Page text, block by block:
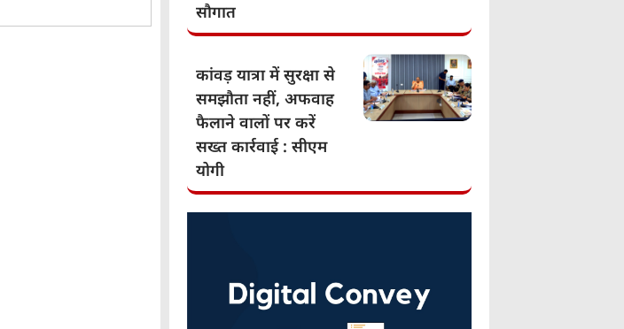
सौगात
कांवड़ यात्रा में सुरक्षा से
समझौता नहीं, अफवाह
फैलाने वालों पर करें
सख्त कार्रवाई : सीएम
योगी